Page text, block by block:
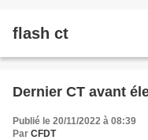
flash ct
Dernier CT avant
Publié le 20/11/2022 à 08:39
Par CFDT